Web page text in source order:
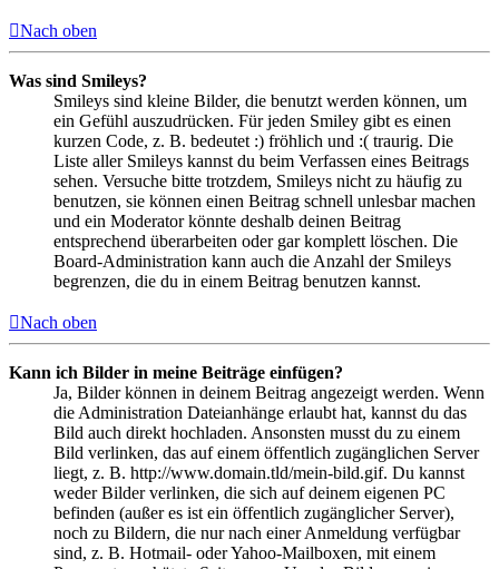
Nach oben
Was sind Smileys?
Smileys sind kleine Bilder, die benutzt werden können, um
ein Gefühl auszudrücken. Für jeden Smiley gibt es einen
kurzen Code, z. B. bedeutet :) fröhlich und :( traurig. Die
Liste aller Smileys kannst du beim Verfassen eines Beitrags
sehen. Versuche bitte trotzdem, Smileys nicht zu häufig zu
benutzen, sie können einen Beitrag schnell unlesbar machen
und ein Moderator könnte deshalb deinen Beitrag
entsprechend überarbeiten oder gar komplett löschen. Die
Board-Administration kann auch die Anzahl der Smileys
begrenzen, die du in einem Beitrag benutzen kannst.
Nach oben
Kann ich Bilder in meine Beiträge einfügen?
Ja, Bilder können in deinem Beitrag angezeigt werden. Wenn
die Administration Dateianhänge erlaubt hat, kannst du das
Bild auch direkt hochladen. Ansonsten musst du zu einem
Bild verlinken, das auf einem öffentlich zugänglichen Server
liegt, z. B. http://www.domain.tld/mein-bild.gif. Du kannst
weder Bilder verlinken, die sich auf deinem eigenen PC
befinden (außer es ist ein öffentlich zugänglicher Server),
noch zu Bildern, die nur nach einer Anmeldung verfügbar
sind, z. B. Hotmail- oder Yahoo-Mailboxen, mit einem